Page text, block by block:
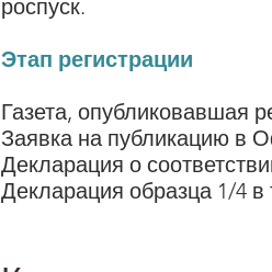
роспуск.
Этап регистрации
Газета, опубликовавшая
Заявка на публикацию в
Декларация о
Декларация образца 1/4